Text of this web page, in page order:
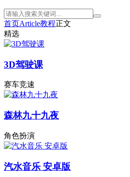
首页Article教程正文
精选
3D驾驶课
赛车竞速
森林九十九夜
角色扮演
汽水音乐 安卓版